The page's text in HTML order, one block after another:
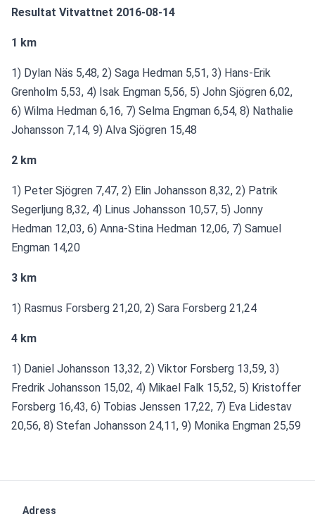
Resultat Vitvattnet 2016-08-14
1 km
1) Dylan Näs 5,48, 2) Saga Hedman 5,51, 3) Hans-Erik
Grenholm 5,53, 4) Isak Engman 5,56, 5) John Sjögren 6,02,
6) Wilma Hedman 6,16, 7) Selma Engman 6,54, 8) Nathalie
Johansson 7,14, 9) Alva Sjögren 15,48
2 km
1) Peter Sjögren 7,47, 2) Elin Johansson 8,32, 2) Patrik
Segerljung 8,32, 4) Linus Johansson 10,57, 5) Jonny
Hedman 12,03, 6) Anna-Stina Hedman 12,06, 7) Samuel
Engman 14,20
3 km
1) Rasmus Forsberg 21,20, 2) Sara Forsberg 21,24
4 km
1) Daniel Johansson 13,32, 2) Viktor Forsberg 13,59, 3)
Fredrik Johansson 15,02, 4) Mikael Falk 15,52, 5) Kristoffer
Forsberg 16,43, 6) Tobias Jenssen 17,22, 7) Eva Lidestav
20,56, 8) Stefan Johansson 24,11, 9) Monika Engman 25,59
Adress